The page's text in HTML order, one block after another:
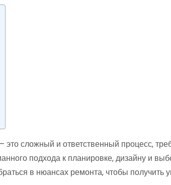
это сложный и ответственный процесс‚
подхода к планировке‚ дизайну и
в нюансах ремонта‚ чтобы получить